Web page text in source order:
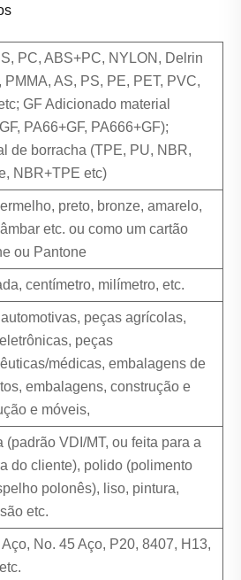
PC, ABS+PC, NYLON, Delrin
PMMA, AS, PS, PE, PET, PVC,
GF Adicionado material
PA66+GF, PA666+GF);
de borracha (TPE, PU, NBR,
NBR+TPE etc)
preto, bronze, amarelo,
etc. ou como um cartão
ou Pantone
centímetro, milímetro, etc.
peças agrícolas,
peças
médicas, embalagens de
embalagens, construção e
e móveis,
(padrão VDI/MT, ou feita para a
do cliente), polido (polimento
polonês), liso, pintura,
etc.
Aço, No. 45 Aço, P20, 8407, H13,